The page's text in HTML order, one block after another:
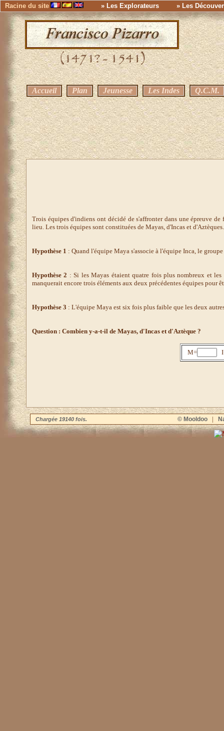
Racine du site » Les Explorateurs » Les
Accueil Plan Jeunesse Les Indes Q.C.M.
Trois équipes d'indiens ont décidé de s'affronter dans une épreuve
lieu. Les trois équipes sont constituées de Mayas, d'Incas et d'Aztèques.
Hypothèse 1 : Quand l'équipe Maya s'associe à l'équipe Inca, le
Hypothèse 2 : Si les Mayas étaient quatre fois plus nombreux et
manquerait encore trois éléments aux deux précédentes équipes pour
Hypothèse 3 : L'équipe Maya est six fois plus faible que les deux
Question : Combien y-a-t-il de Mayas, d'Incas et d'Aztèque ?
M=
Chargée 19140 fois. © Mooldoo|